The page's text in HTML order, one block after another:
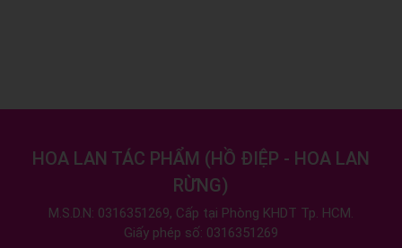
HOA LAN TÁC PHẨM (HỒ ĐIỆP - HOA LAN
RỪNG)
M.S.D.N: 0316351269, Cấp tại Phòng KHDT Tp. HCM.
Giấy phép số: 0316351269